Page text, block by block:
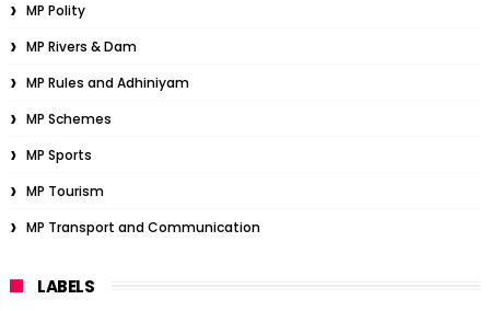
MP Polity
MP Rivers & Dam
MP Rules and Adhiniyam
MP Schemes
MP Sports
MP Tourism
MP Transport and Communication
LABELS